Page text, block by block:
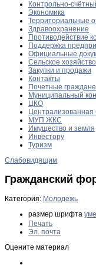
Контрольно-
Экономика
Территориальные
Здравоохранение
Противодействие
Поддержка
Официальные
Сельское хозяйство
Закупки и продажи
Контакты
Почетные граждане
Муниципальный
ЦКО
Централизованная
МУП ЖКС
Имущество и земля
Инвестору
Туризм
Слабовидящим
Гражданский
Категория: Молодежь
размер шрифта
Печать
Эл. почта
Оцените материал